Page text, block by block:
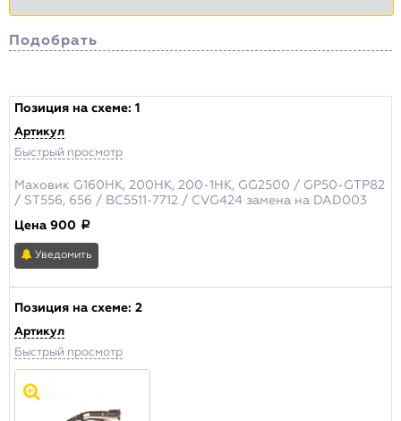
Подобрать
Цена , р.
Наличие
Основной склад
Производитель
Champion
Актуальность
В продаже
Архивная позиция
Позиция на схеме: 1
Артикул
Быстрый просмотр
Маховик G160HK, 200HK, 200-1HK, GG2500 / GP50-GTP82
/ ST556, 656 / ВС5511-7712 / CVG424 замена на DAD003
Цена 900 a
Уведомить
Позиция на схеме: 2
Артикул
Быстрый просмотр